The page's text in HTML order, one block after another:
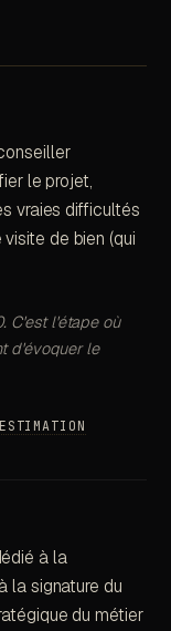
le projet,
vraies difficultés
de bien (qui
C'est l'étape où
d'évoquer le
ESTIMATION
à la
la signature du
du métier